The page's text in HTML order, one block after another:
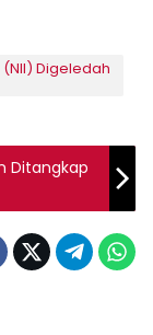
Digeledah
Ditangkap